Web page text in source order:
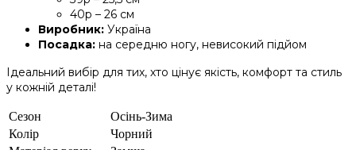
40р – 26 см
Виробник: Україна
Посадка: на середню ногу, невисокий підйом
Ідеальний вибір для тих, хто цінує якість, комфорт та стиль
у кожній деталі!
Сезон
Осінь-Зима
Колір
Чорний